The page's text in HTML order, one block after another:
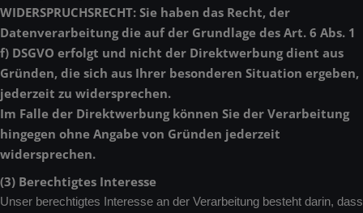
WIDERSPRUCHSRECHT: Sie haben das Recht, der
Datenverarbeitung die auf der Grundlage des Art. 6 Abs. 1
f) DSGVO erfolgt und nicht der Direktwerbung dient aus
Gründen, die sich aus Ihrer besonderen Situation ergeben,
jederzeit zu widersprechen.
Im Falle der Direktwerbung können Sie der Verarbeitung
hingegen ohne Angabe von Gründen jederzeit
widersprechen.
(3) Berechtigtes Interesse
Unser berechtigtes Interesse an der Verarbeitung besteht darin, dass